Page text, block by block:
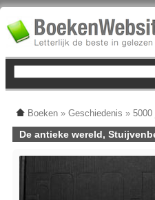
Boeken » Geschiedenis » 5000
De antieke wereld,